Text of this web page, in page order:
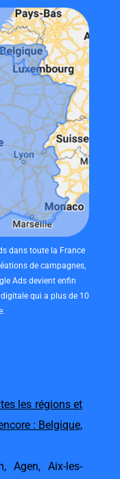
les régions et
: Belgique,
, Agen, Aix-les-
dans toute la France
de campagnes,
Ads devient enfin
qui a plus de 10